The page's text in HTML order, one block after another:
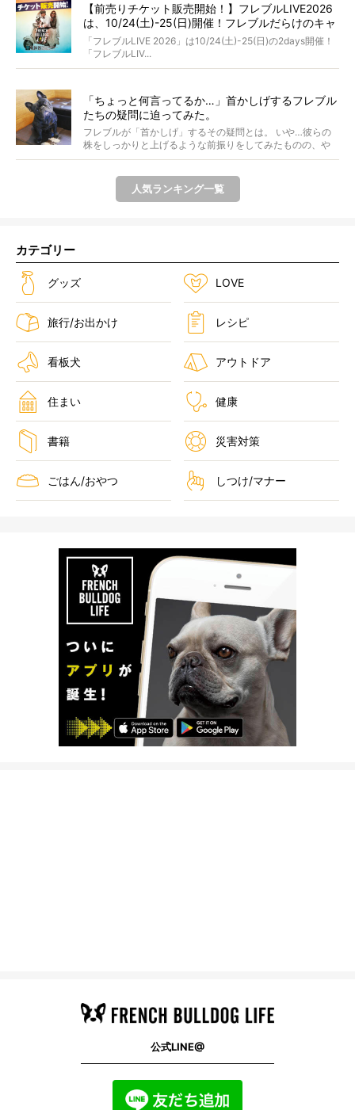
【前売りチケット販売開始！】フレブルLIVE2026
は、10/24(土)-25(日)開催！フレブルだらけのキャ
ンプ・前夜祭・バスプランも新登場!?
「フレブルLIVE 2026」は10/24(土)-25(日)の2days開催！
「フレブルLIV...
「ちょっと何言ってるか…」首かしげするフレブル
たちの疑問に迫ってみた。
フレブルが「首かしげ」するその疑問とは。 いや…彼らの
株をしっかりと上げるような前振りをしてみたものの、や
はり...
人気ランキング一覧
カテゴリー
グッズ LOVE
旅行/お出かけ レシピ
看板犬 アウトドア
住まい 健康
書籍 災害対策
ごはん/おやつ しつけ/マナー
公式LINE@